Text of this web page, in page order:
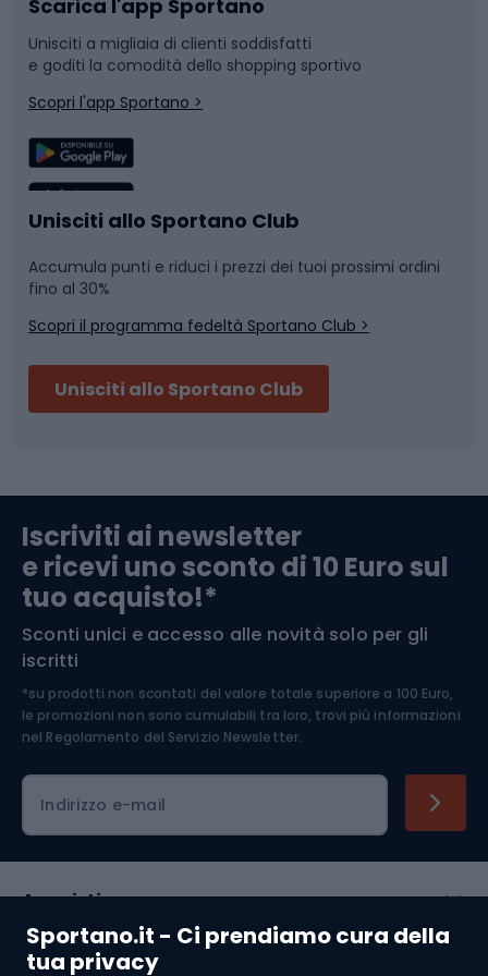
Sportano.it - Ci prendiamo cura della
tua privacy
Bushcraft
Corsa
Sport di squadra
Caschi da ciclismo
Skitouring
Abbigliamento da escursionismo
Slitte e slittini
Snowboard
Camminata nordica
Nuoto
Pattinaggio
Componenti per biciclette
Arrampicata
Medicina dello sport
Abbigliamento ciclistico
Scarica l'app Sportano
Unisciti a migliaia di clienti soddisfatti
e goditi la comodità dello shopping sportivo
Scopri l'app Sportano >
Unisciti allo Sportano Club
Accumula punti e riduci i prezzi dei tuoi prossimi ordini
fino al 30%
Scopri il programma fedeltà Sportano Club >
Unisciti allo Sportano Club
Iscriviti ai newsletter
e ricevi uno sconto di 10 Euro sul
tuo acquisto!*
Sconti unici e accesso alle novità solo per gli
iscritti
*su prodotti non scontati del valore totale superiore a 100 Euro,
le promozioni non sono cumulabili tra loro, trovi più informazioni
nel Regolamento del Servizio Newsletter.
Indirizzo e-mail
Acquisti
Servizio clienti